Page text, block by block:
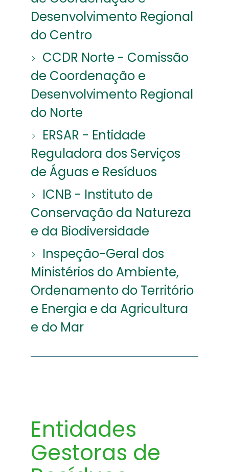
Desenvolvimento Regional
do Centro
CCDR Norte - Comissão
de Coordenação e
Desenvolvimento Regional
do Norte
ERSAR - Entidade
Reguladora dos Serviços
de Águas e Resíduos
ICNB - Instituto de
Conservação da Natureza
e da Biodiversidade
Inspeção-Geral dos
Ministérios do Ambiente,
Ordenamento do Território
e Energia e da Agricultura
e do Mar
Entidades
Gestoras de